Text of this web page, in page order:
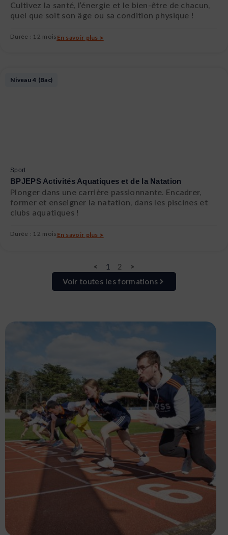
Cultivez la santé, l’énergie et le bien-être de chacun,
quel que soit son âge ou sa condition physique !
Durée : 12 mois En savoir plus >
Niveau 4 (Bac)
Sport
BPJEPS Activités Aquatiques et de la Natation
Plonger dans une carrière passionnante. Encadrer,
former et enseigner la natation, dans les piscines et
clubs aquatiques !
Durée : 12 mois En savoir plus >
< 1 2
>
Voir toutes les formations